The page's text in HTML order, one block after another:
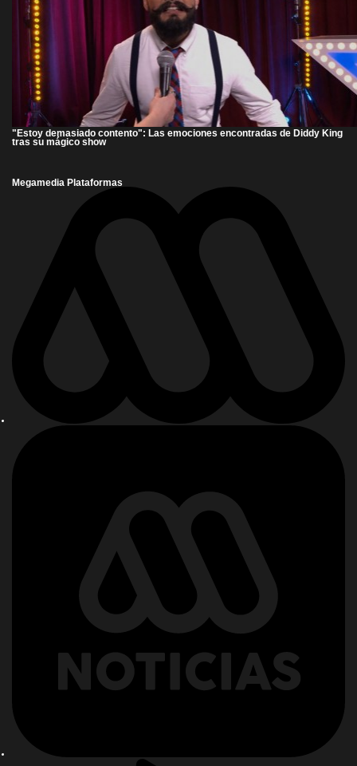
"Estoy demasiado contento": Las emociones encontradas de Diddy King
tras su mágico show
Megamedia Plataformas